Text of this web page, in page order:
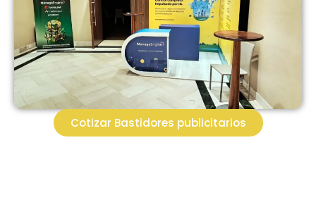
Cotizar Bastidores publicitarios